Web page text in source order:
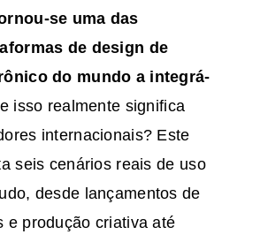
se uma das
de design de
do mundo a integrá-
isso realmente significa
internacionais? Este
seis cenários reais de uso
desde lançamentos de
e produção criativa até